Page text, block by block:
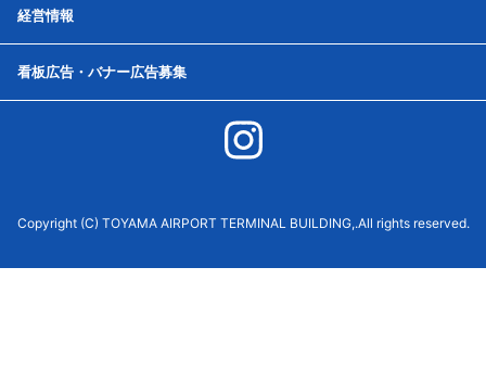
経営情報
看板広告・バナー広告募集
Copyright (C) TOYAMA AIRPORT TERMINAL BUILDING,.All rights reserved.